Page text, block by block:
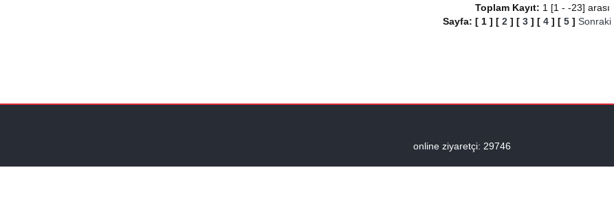
Toplam Kayıt: 1 [1 - -23] arası
Sayfa: [ 1 ] [ 2 ] [ 3 ] [ 4 ] [ 5 ] Sonraki
online ziyaretçi: 29746